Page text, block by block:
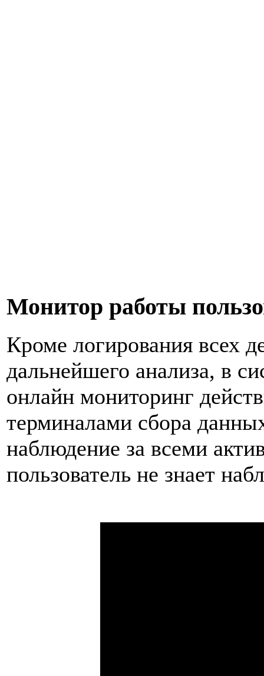
Монитор работы
Кроме логирования всех
дальнейшего анализа, в
онлайн мониторинг
терминалами сбора
наблюдение за всеми
пользователь не знает